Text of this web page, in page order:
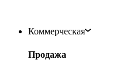
Коммерческая
Продажа